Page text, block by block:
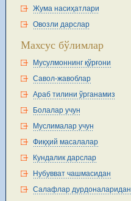
Жума насиҳатлари
Овозли дарслар
Махсус бўлимлар
Мусулмоннинг қўрғони
Савол-жавоблар
Араб тилини ўрганамиз
Болалар учун
Муслималар учун
Фиқҳий масалалар
Кундалик дарслар
Нубувват чашмасидан
Салафлар дурдоналаридан